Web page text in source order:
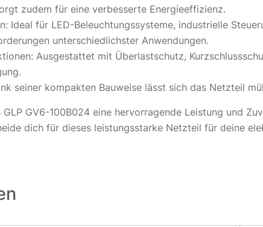
zudem für eine verbesserte Energieeffizienz.
Ideal für LED-Beleuchtungssysteme, industrielle
unterschiedlichster Anwendungen.
Ausgestattet mit Überlastschutz,
seiner kompakten Bauweise lässt sich das Netzteil
GV6-100B024 eine hervorragende Leistung und
dich für dieses leistungsstarke Netzteil für deine